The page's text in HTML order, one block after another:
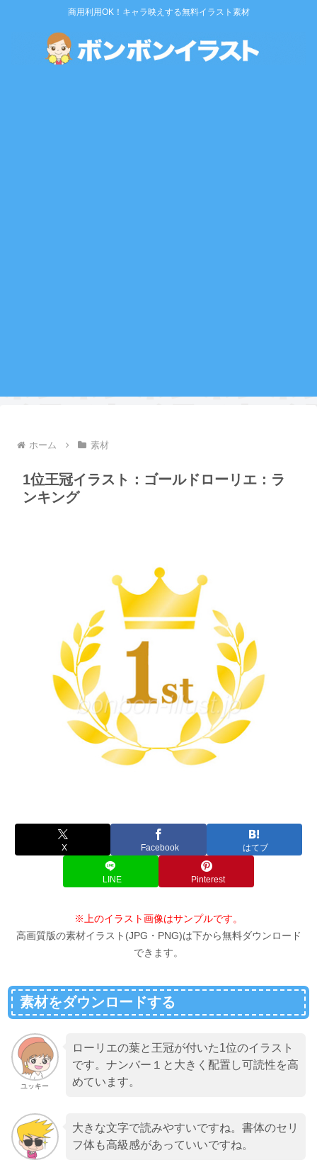
商用利用OK！キャラ映えする無料イラスト素材
ホーム 素材
1位王冠イラスト：ゴールドローリエ：ラ
ンキング
X Facebook はてブ
LINE Pinterest
※上のイラスト画像はサンプルです。
高画質版の素材イラスト(JPG・PNG)は下から無料ダウンロード
できます。
素材をダウンロードする
ユッキー
ローリエの葉と王冠が付いた1位のイラスト
です。ナンバー１と大きく配置し可読性を高
めています。
大きな文字で読みやすいですね。書体のセリ
フ体も高級感があっていいですね。